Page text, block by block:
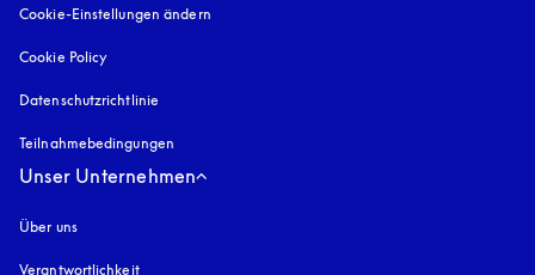
Cookie-Einstellungen ändern
Cookie Policy
Datenschutzrichtlinie
Teilnahmebedingungen
Unser Unternehmen
Über uns
Verantwortlichkeit